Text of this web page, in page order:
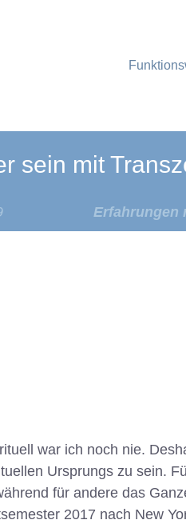
sein mit
Erfahrungen
war ich noch nie.
Ursprungs zu sein.
für andere das
2017 nach New